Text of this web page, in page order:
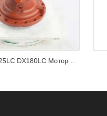
Doosan DX225LC DX180LC Мотор за въртене K1000697A